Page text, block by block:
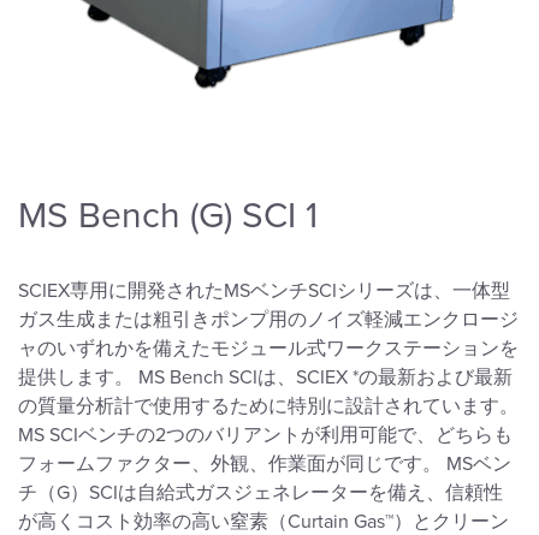
MS Bench (G) SCI 1
SCIEX専用に開発されたMSベンチSCIシリーズは、一体型
ガス生成または粗引きポンプ用のノイズ軽減エンクロージ
ャのいずれかを備えたモジュール式ワークステーションを
提供します。 MS Bench SCIは、SCIEX *の最新および最新
の質量分析計で使用するために特別に設計されています。
MS SCIベンチの2つのバリアントが利用可能で、どちらも
フォームファクター、外観、作業面が同じです。 MSベン
チ（G）SCIは自給式ガスジェネレーターを備え、信頼性
が高くコスト効率の高い窒素（Curtain Gas™）とクリーン